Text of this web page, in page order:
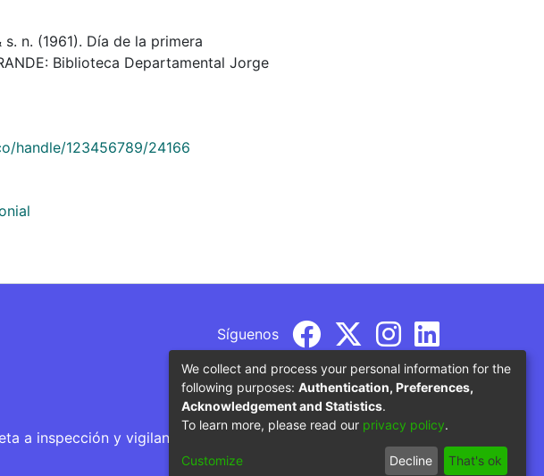
s. n. (1961). Día de la primera
Biblioteca Departamental Jorge
handle/123456789/24166
Síguenos
a inspección y vigilancia por parte del Ministerio de Educación
We collect and process your personal information for the
following purposes: Authentication, Preferences,
Acknowledgement and Statistics.
To learn more, please read our privacy policy.
Customize Decline That's ok